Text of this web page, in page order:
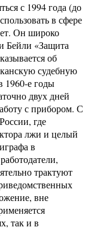
с 1994 года (до
в сфере
Он широко
Бейли «Защита
об
судебную
1960-е годы
двух дней
с прибором. С
где
лжи и целый
в
трактуют
вне
так и в